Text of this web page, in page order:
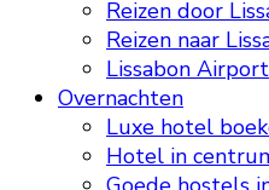
Reizen door
Reizen naar
Lissabon Airport
Overnachten
Luxe hotel
Hotel in